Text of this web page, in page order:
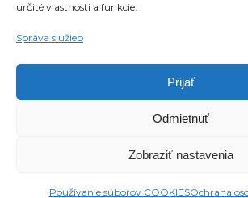
určité vlastnosti a funkcie.
Správa služieb
Prijať
Odmietnuť
Zobraziť nastavenia
Používanie súborov COOKIESOchrana
Email